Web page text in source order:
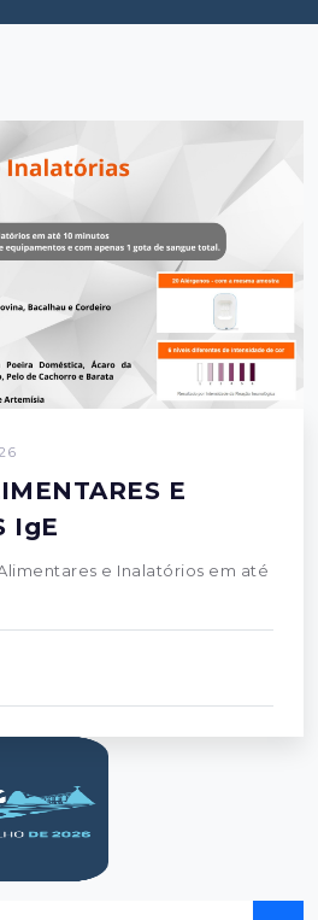
E
IgE
e Inalatórios em até